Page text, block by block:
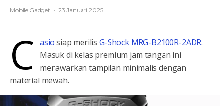
Mobile Gadget · 23 Januari 2025
C asio siap merilis G-Shock MRG-B2100R-2ADR.
Masuk di kelas premium jam tangan ini
menawarkan tampilan minimalis dengan
material mewah.